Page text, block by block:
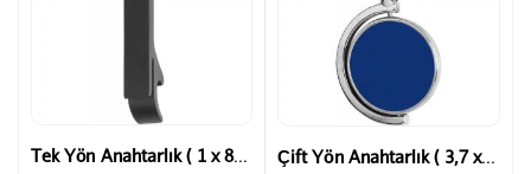
Tek Yön Anahtarlık ( 1 x 8,5 cm ) Çift Yön Anahtarlık ( 3,7 x 7 cm )